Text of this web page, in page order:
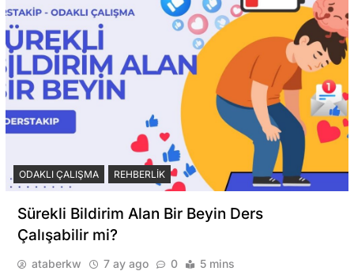
ODAKLI ÇALIŞMA REHBERLIK
Sürekli Bildirim Alan Bir Beyin Ders
Çalışabilir mi?
ataberkw 7 ay ago 0 5 mins